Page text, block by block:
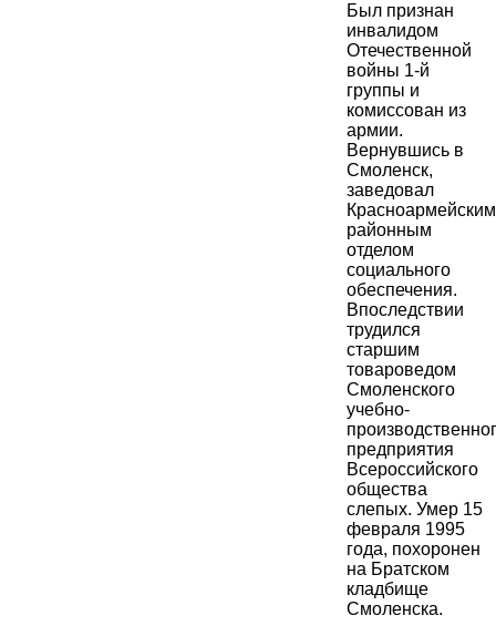
Был признан
инвалидом
Отечественной
войны 1-й
группы и
комиссован из
армии.
Вернувшись в
Смоленск,
заведовал
Красноармейским
районным
отделом
социального
обеспечения.
Впоследствии
трудился
старшим
товароведом
Смоленского
учебно-
предприятия
Всероссийского
общества
слепых. Умер 15
февраля 1995
года, похоронен
на Братском
кладбище
Смоленска.